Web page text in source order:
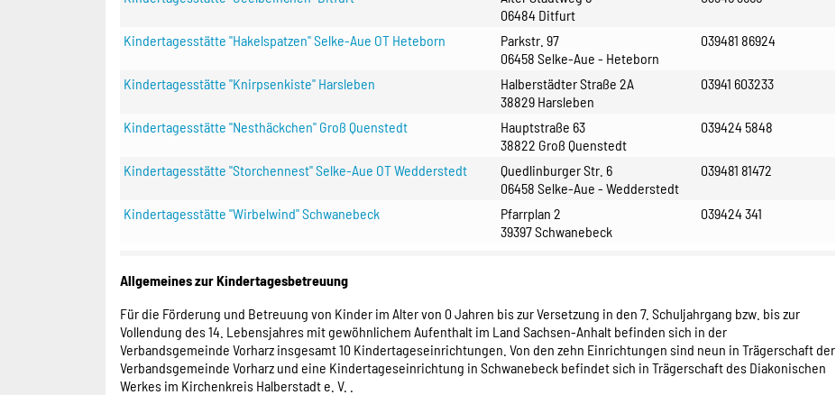
06484 Ditfurt
Kindertagesstätte "Hakelspatzen" Selke-Aue OT Heteborn
Parkstr. 97
06458 Selke-Aue - Heteborn
039481 86924
Kindertagesstätte "Knirpsenkiste" Harsleben
Halberstädter Straße 2A
38829 Harsleben
03941 603233
Kindertagesstätte "Nesthäckchen" Groß Quenstedt
Hauptstraße 63
38822 Groß Quenstedt
039424 5848
Kindertagesstätte "Storchennest" Selke-Aue OT Wedderstedt
Quedlinburger Str. 6
06458 Selke-Aue - Wedderstedt
039481 81472
Kindertagesstätte "Wirbelwind" Schwanebeck
Pfarrplan 2
39397 Schwanebeck
039424 341
Allgemeines zur Kindertagesbetreuung
Für die Förderung und Betreuung von Kinder im Alter von 0 Jahren bis zur Versetzung in den 7. Schuljahrgang bzw. bis zur
Vollendung des 14. Lebensjahres mit gewöhnlichem Aufenthalt im Land Sachsen-Anhalt befinden sich in der
Verbandsgemeinde Vorharz insgesamt 10 Kindertageseinrichtungen. Von den zehn Einrichtungen sind neun in Trägerschaft der
Verbandsgemeinde Vorharz und eine Kindertageseinrichtung in Schwanebeck befindet sich in Trägerschaft des Diakonischen
Werkes im Kirchenkreis Halberstadt e. V. .